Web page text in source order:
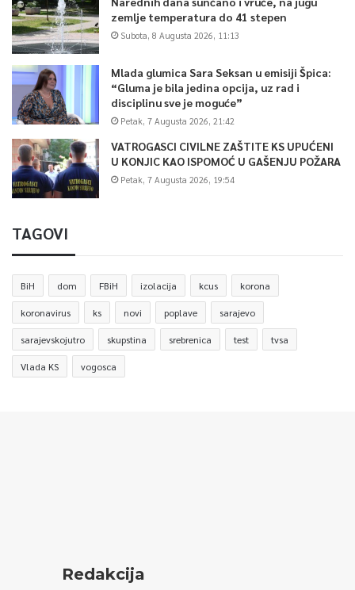
zemlje temperatura do 41 stepen
Subota, 8 Augusta 2026, 11:13
Mlada glumica Sara Seksan u emisiji Špica:
“Gluma je bila jedina opcija, uz rad i
disciplinu sve je moguće”
Petak, 7 Augusta 2026, 21:42
VATROGASCI CIVILNE ZAŠTITE KS UPUĆENI
U KONJIC KAO ISPOMOĆ U GAŠENJU POŽARA
Petak, 7 Augusta 2026, 19:54
TAGOVI
BiH dom FBiH izolacija kcus korona
koronavirus ks novi poplave sarajevo
sarajevskojutro skupstina srebrenica test tvsa
Vlada KS vogosca
Redakcija